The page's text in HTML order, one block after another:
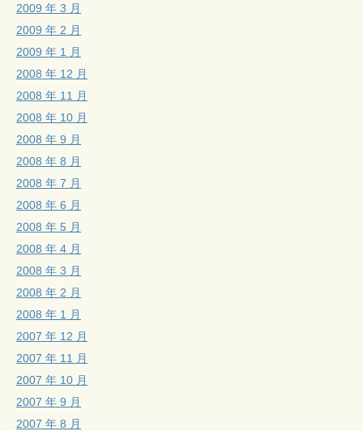
2009 年 3 月
2009 年 2 月
2009 年 1 月
2008 年 12 月
2008 年 11 月
2008 年 10 月
2008 年 9 月
2008 年 8 月
2008 年 7 月
2008 年 6 月
2008 年 5 月
2008 年 4 月
2008 年 3 月
2008 年 2 月
2008 年 1 月
2007 年 12 月
2007 年 11 月
2007 年 10 月
2007 年 9 月
2007 年 8 月